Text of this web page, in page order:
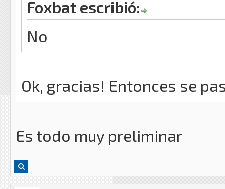
Foxbat escribió:
No
Ok, gracias! Entonces se
Es todo muy preliminar